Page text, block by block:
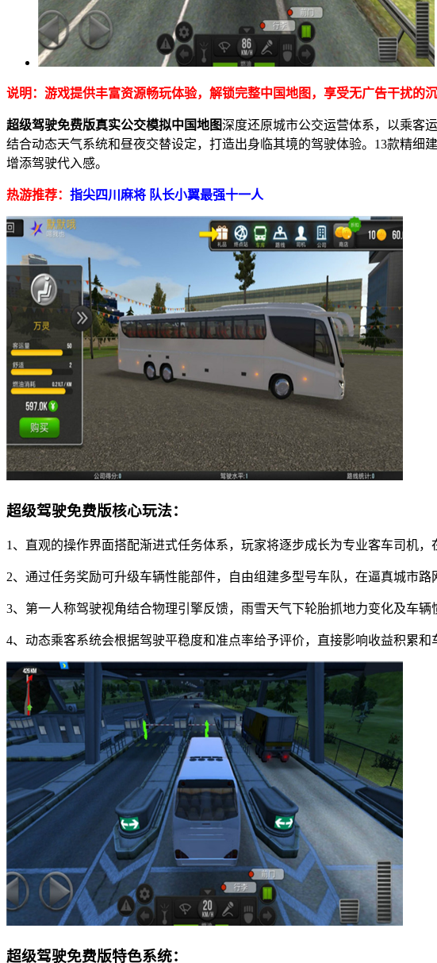
说明：游戏提供丰富资源畅玩体验，解锁完整中国地图，享受无广告干扰的沉
超级驾驶免费版真实公交模拟中国地图深度还原城市公交运营体系，以乘客
结合动态天气系统和昼夜交替设定，打造出身临其境的驾驶体验。13款精细
增添驾驶代入感。
热游推荐： 指尖四川麻将 队长小翼最强十一人
超级驾驶免费版核心玩法：
1、直观的操作界面搭配渐进式任务体系，玩家将逐步成长为专业客车司机，
2、通过任务奖励可升级车辆性能部件，自由组建多型号车队，在逼真城市路
3、第一人称驾驶视角结合物理引擎反馈，雨雪天气下轮胎抓地力变化及车辆
4、动态乘客系统会根据驾驶平稳度和准点率给予评价，直接影响收益积累和
超级驾驶免费版特色系统：